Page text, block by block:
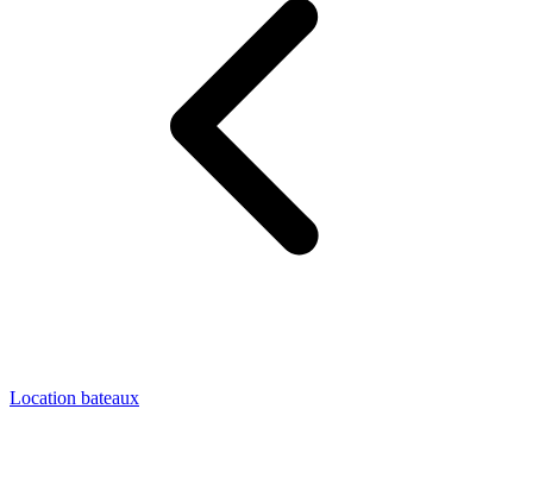
Location bateaux